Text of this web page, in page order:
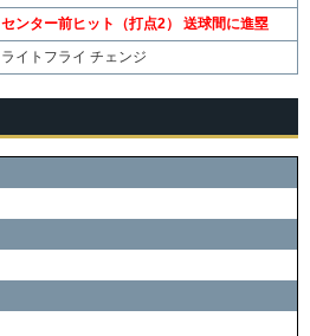
センター前ヒット（打点2） 送球間に進塁
ライトフライ チェンジ